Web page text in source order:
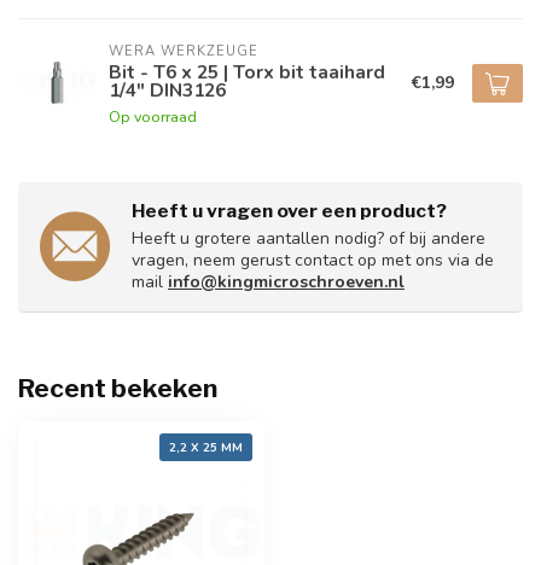
WERA WERKZEUGE
Bit - T6 x 25 | Torx bit taaihard
1/4" DIN3126
Op voorraad
€1,99
Heeft u vragen over een product?
Heeft u grotere aantallen nodig? of bij andere
vragen, neem gerust contact op met ons via de
mail info@kingmicroschroeven.nl
Recent bekeken
2,2 X 25 MM